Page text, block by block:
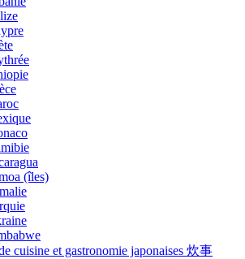
(îles)
cuisine et gastronomie japonaises 炊事